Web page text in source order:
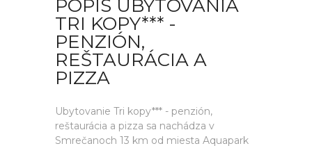
POPIS UBYTOVANIA
TRI KOPY*** -
PENZIÓN,
REŠTAURÁCIA A
PIZZA
Ubytovanie Tri kopy*** - penzión,
reštaurácia a pizza sa nachádza v
Smrečanoch 13 km od miesta Aquapark